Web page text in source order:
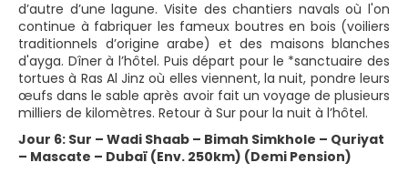
d’autre d’une lagune. Visite des chantiers navals où l'on
continue à fabriquer les fameux boutres en bois (voiliers
traditionnels d’origine arabe) et des maisons blanches
d'ayga. Dîner à l’hôtel. Puis départ pour le *sanctuaire des
tortues à Ras Al Jinz où elles viennent, la nuit, pondre leurs
œufs dans le sable après avoir fait un voyage de plusieurs
milliers de kilomètres. Retour à Sur pour la nuit à l’hôtel.
Jour 6: Sur – Wadi Shaab – Bimah Simkhole – Quriyat
– Mascate – Dubaï (Env. 250km) (Demi Pension)